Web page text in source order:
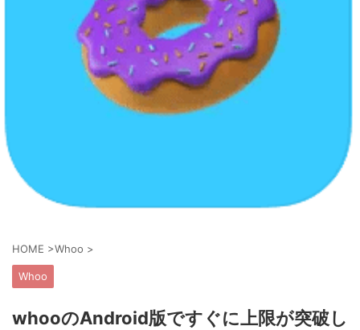
HOME >Whoo >
Whoo
whooのAndroid版ですぐに上限が突破し